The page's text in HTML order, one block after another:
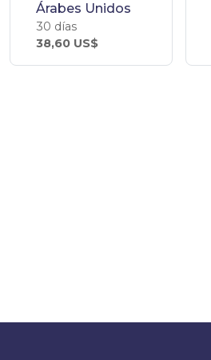
Árabes Unidos
30 días
38,60 US$